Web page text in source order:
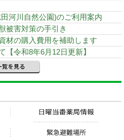
河川自然公園)のご利用案内
被害対策の手引き
材の購入費用を補助します
【令和8年6月12日更新】